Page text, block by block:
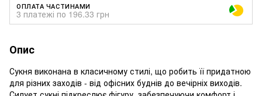
ОПЛАТА ЧАСТИНАМИ
3 платежі по 196.33 грн
Опис
Сукня виконана в класичному стилі, що робить її придатною
для різних заходів - від офісних буднів до вечірніх виходів.